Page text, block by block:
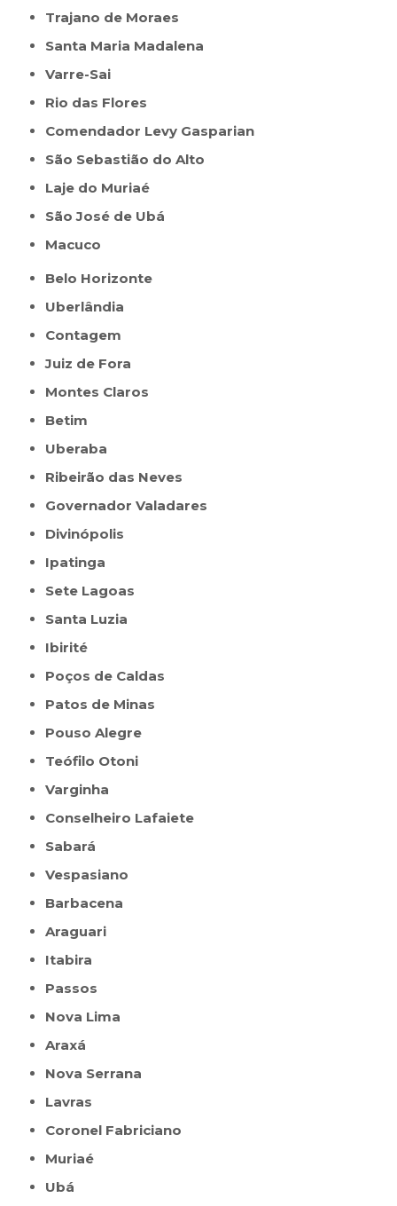
Trajano de Moraes
Santa Maria Madalena
Varre-Sai
Rio das Flores
Comendador Levy Gasparian
São Sebastião do Alto
Laje do Muriaé
São José de Ubá
Macuco
Belo Horizonte
Uberlândia
Contagem
Juiz de Fora
Montes Claros
Betim
Uberaba
Ribeirão das Neves
Governador Valadares
Divinópolis
Ipatinga
Sete Lagoas
Santa Luzia
Ibirité
Poços de Caldas
Patos de Minas
Pouso Alegre
Teófilo Otoni
Varginha
Conselheiro Lafaiete
Sabará
Vespasiano
Barbacena
Araguari
Itabira
Passos
Nova Lima
Araxá
Nova Serrana
Lavras
Coronel Fabriciano
Muriaé
Ubá